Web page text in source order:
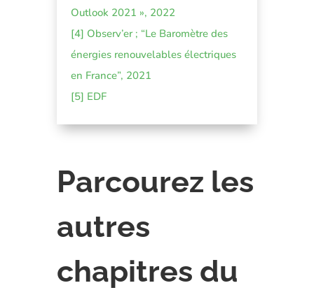
Outlook 2021 », 2022
[4] Observ’er ; “Le Baromètre des
énergies renouvelables électriques
en France”, 2021
[5] EDF
Parcourez les
autres
chapitres du